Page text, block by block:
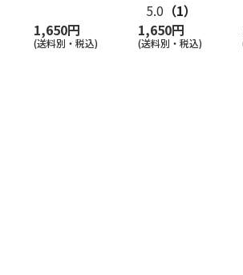
1,650円
(送料別・税込)
5.0 （1）
1,650円
(送料別・税込)